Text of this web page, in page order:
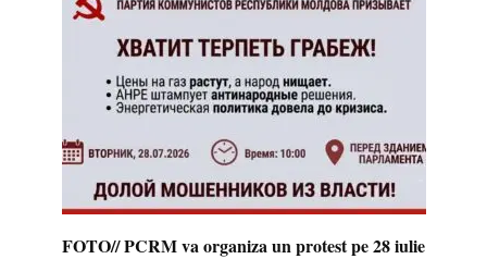
FOTO// PCRM va organiza un protest pe 28 iulie